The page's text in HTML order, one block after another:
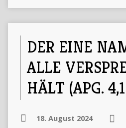
DER EINE
ALLE
HÄLT (APG.
18. August 2024